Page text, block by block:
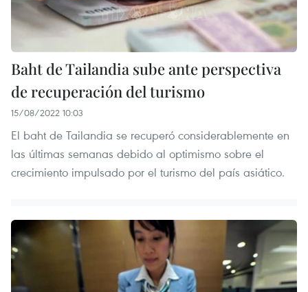
Baht de Tailandia sube ante perspectiva
de recuperación del turismo
15/08/2022 10:03
El baht de Tailandia se recuperó considerablemente en
las últimas semanas debido al optimismo sobre el
crecimiento impulsado por el turismo del país asiático.